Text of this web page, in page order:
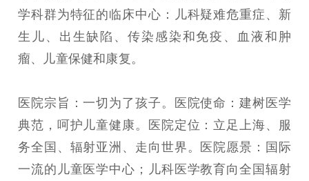
学科群为特征的临床中心：儿科疑难危重症、新
生儿、出生缺陷、传染感染和免疫、血液和肿
瘤、儿童保健和康复。
医院宗旨：一切为了孩子。医院使命：建树医学
典范，呵护儿童健康。医院定位：立足上海、服
务全国、辐射亚洲、走向世界。医院愿景：国际
一流的儿童医学中心；儿科医学教育向全国辐射